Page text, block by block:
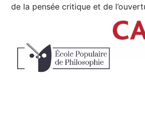
de la pensée critique et de